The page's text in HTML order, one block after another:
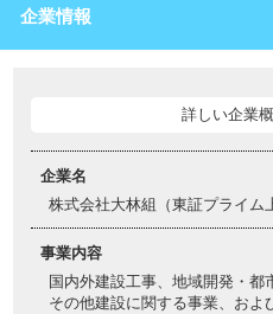
企業情報
詳しい企業
企業名
株式会社大林組（東証プライム
事業内容
国内外建設工事、地域開発・都
その他建設に関する事業、およ